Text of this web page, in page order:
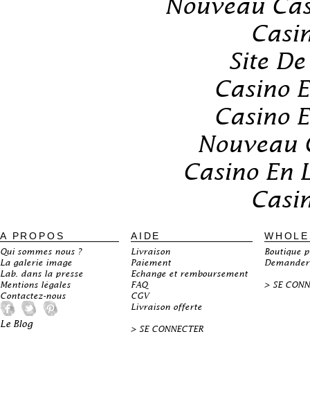
Site
Casino
Casino
Nouveau
Casino En
A PROPOS AIDE
Qui sommes nous ?
La galerie image
Lab. dans la presse
Mentions légales
Contactez-nous
Le Blog
Livraison
Paiement
Echange et remboursement
FAQ
CGV
Livraison offerte
> SE CONNECTER
Boutique
Demander
> SE